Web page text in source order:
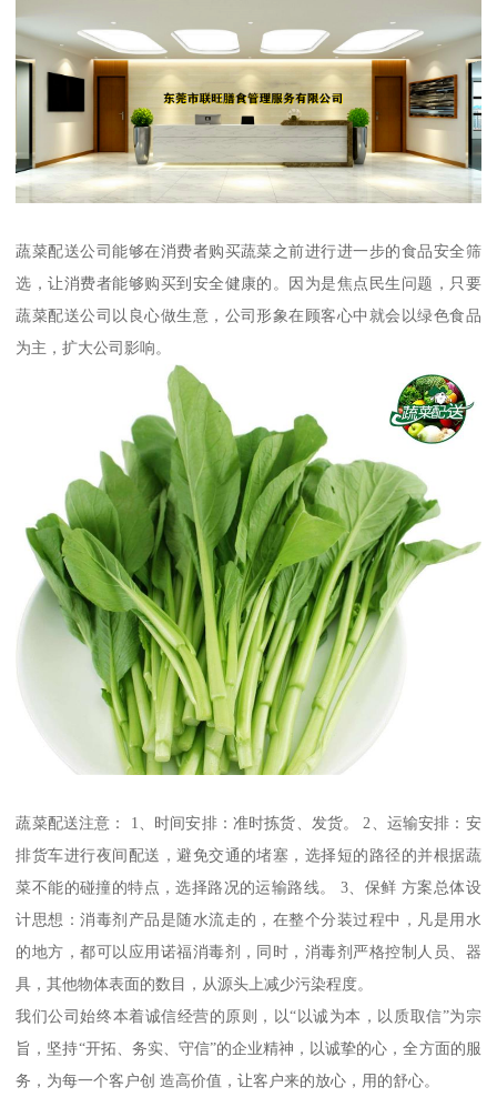
蔬菜配送公司能够在消费者购买蔬菜之前进行进一步的食品安全筛
选，让消费者能够购买到安全健康的。因为是焦点民生问题，只要
蔬菜配送公司以良心做生意，公司形象在顾客心中就会以绿色食品
为主，扩大公司影响。
蔬菜配送注意： 1、时间安排：准时拣货、发货。 2、运输安排：安
排货车进行夜间配送，避免交通的堵塞，选择短的路径的并根据蔬
菜不能的碰撞的特点，选择路况的运输路线。 3、保鲜 方案总体设
计思想：消毒剂产品是随水流走的，在整个分装过程中，凡是用水
的地方，都可以应用诺福消毒剂，同时，消毒剂严格控制人员、器
具，其他物体表面的数目，从源头上减少污染程度。
我们公司始终本着诚信经营的原则，以“以诚为本，以质取信”为宗
旨，坚持“开拓、务实、守信”的企业精神，以诚挚的心，全方面的服
务，为每一个客户创 造高价值，让客户来的放心，用的舒心。